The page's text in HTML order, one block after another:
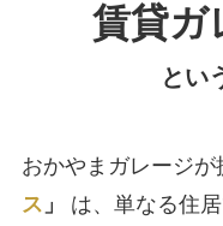
賃貸ガ
とい
おかやまガレージが
ス 」
は、単なる住